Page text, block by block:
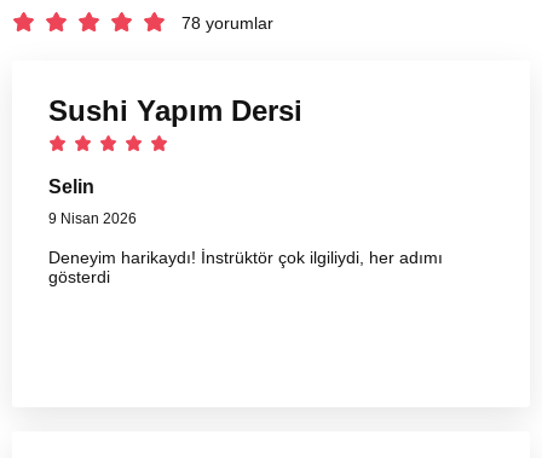
78 yorumlar
Sushi Yapım Dersi
Selin
9 Nisan 2026
Deneyim harikaydı! İnstrüktör çok ilgiliydi, her adımı
gösterdi